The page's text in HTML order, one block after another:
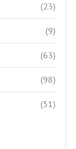
(23)
(9)
(63)
(98)
(51)